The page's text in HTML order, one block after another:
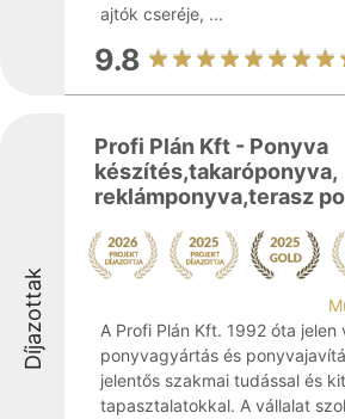
ajtók cseréje, ...
9.8
Díjazottak
Profi Plán Kft - Ponyva
készítés,takaróponyva,
reklámponyva,terasz
A Profi Plán Kft. 1992 óta jelen
ponyvagyártás és
jelentős szakmai tudással és
tapasztalatokkal. A vállalat